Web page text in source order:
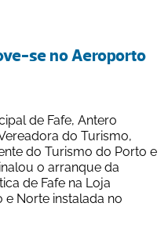
se no Aeroporto
de Fafe, Antero
do Turismo,
do Turismo do Porto e
o arranque da
de Fafe na Loja
Norte instalada no